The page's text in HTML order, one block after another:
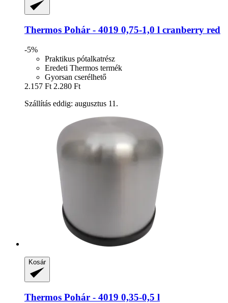
Thermos Pohár -​ 4019 0,75-​1,0 l cranberry red
-5%
Praktikus pótalkatrész
Eredeti Thermos termék
Gyorsan cserélhető
2.157 Ft 2.280 Ft
Szállítás eddig: augusztus 11.
Kosár
Thermos Pohár -​ 4019 0,35-​0,5 l